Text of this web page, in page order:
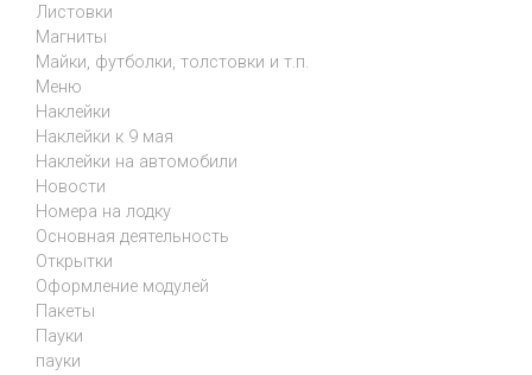
Листовки
Магниты
Майки, футболки, толстовки и т.п.
Меню
Наклейки
Наклейки к 9 мая
Наклейки на автомобили
Новости
Номера на лодку
Основная деятельность
Открытки
Оформление модулей
Пакеты
Пауки
пауки